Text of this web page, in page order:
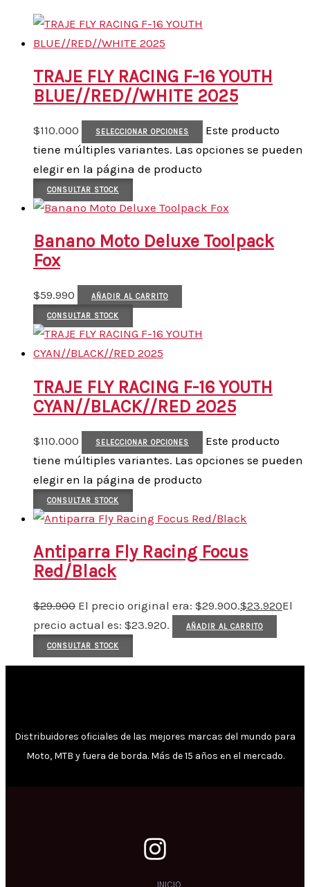
TRAJE FLY RACING F-16 YOUTH
BLUE//RED//WHITE 2025
$110.000 SELECCIONAR OPCIONES
Este producto
tiene múltiples variantes. Las opciones se pueden
elegir en la página de producto
CONSULTAR STOCK
Banano Moto Deluxe Toolpack
Fox
$59.990 AÑADIR AL CARRITO
CONSULTAR STOCK
TRAJE FLY RACING F-16 YOUTH
CYAN//BLACK//RED 2025
$110.000 SELECCIONAR OPCIONES
Este producto
tiene múltiples variantes. Las opciones se pueden
elegir en la página de producto
CONSULTAR STOCK
Antiparra Fly Racing Focus
Red/Black
$29.900 El precio original era: $29.900.$23.920El
precio actual es: $23.920.
AÑADIR AL CARRITO
CONSULTAR STOCK
Distribuidores oficiales de las mejores marcas del mundo para
Moto, MTB y fuera de borda. Más de 15 años en el mercado.
INICIO